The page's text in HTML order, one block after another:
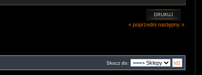
DRUKUJ
« poprzedni następny »
Skocz do: